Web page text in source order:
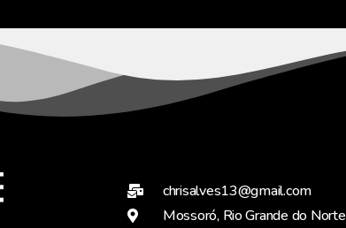
chrisalves13@gmail.com
Mossoró, Rio Grande do Norte